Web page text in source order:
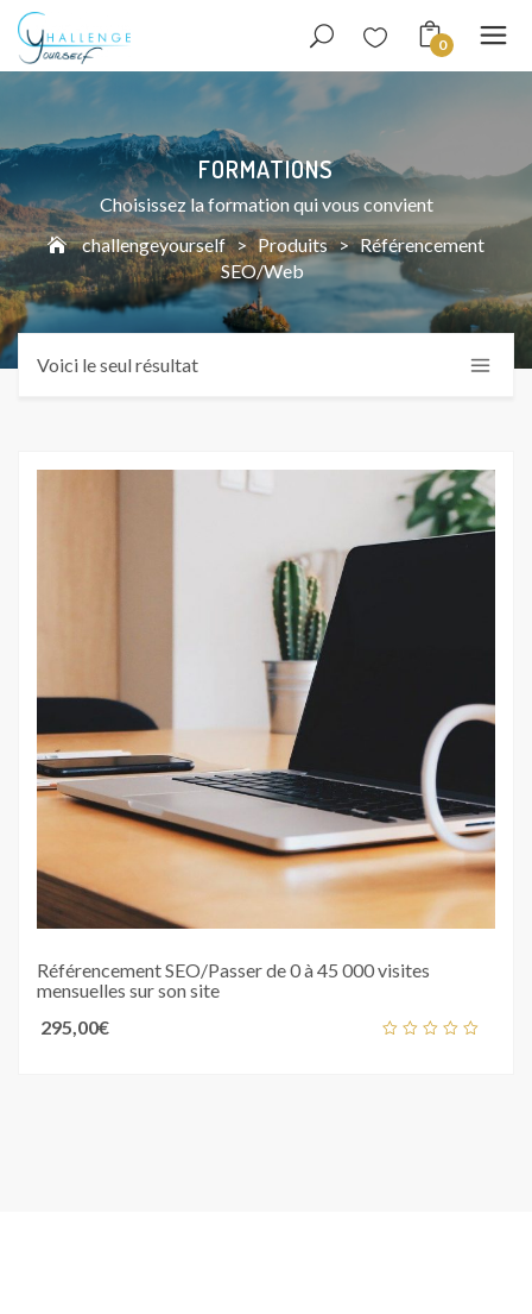
0
FORMATIONS
Choisissez la formation qui vous convient
challengeyourself > Produits > Référencement
SEO/Web
Voici le seul résultat
Référencement SEO/Passer de 0 à 45 000 visites
mensuelles sur son site
295,00€